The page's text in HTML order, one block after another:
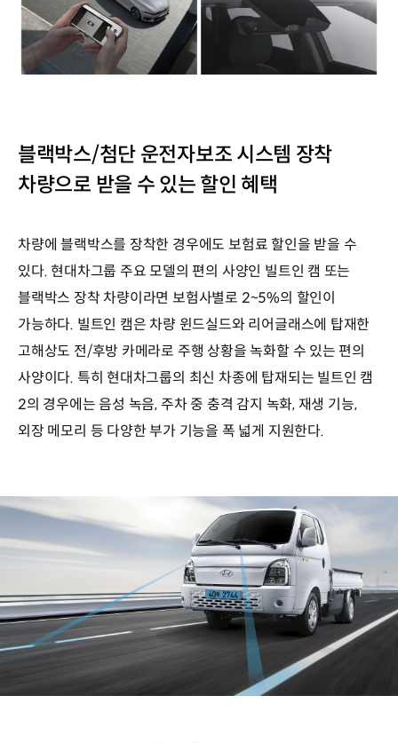
블랙박스/첨단 운전자보조 시스템 장착
차량으로 받을 수 있는 할인 혜택
차량에 블랙박스를 장착한 경우에도 보험료 할인을 받을 수
있다. 현대차그룹 주요 모델의 편의 사양인 빌트인 캠 또는
블랙박스 장착 차량이라면 보험사별로 2~5%의 할인이
가능하다. 빌트인 캠은 차량 윈드실드와 리어글래스에 탑재한
고해상도 전/후방 카메라로 주행 상황을 녹화할 수 있는 편의
사양이다. 특히 현대차그룹의 최신 차종에 탑재되는 빌트인 캠
2의 경우에는 음성 녹음, 주차 중 충격 감지 녹화, 재생 기능,
외장 메모리 등 다양한 부가 기능을 폭 넓게 지원한다.